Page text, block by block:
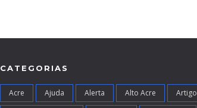
CATEGORIAS
Acre Ajuda Alerta Alto Acre Artigo